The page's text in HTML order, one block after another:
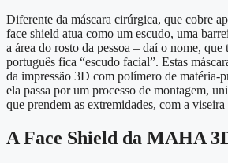
Diferente da máscara cirúrgica, que cobre
face shield atua como um escudo, uma
a área do rosto da pessoa – daí o nome, que
português fica “escudo facial”. Estas
da impressão 3D com polímero de matéria-
ela passa por um processo de montagem,
que prendem as extremidades, com a viseira
A Face Shield da MAHA